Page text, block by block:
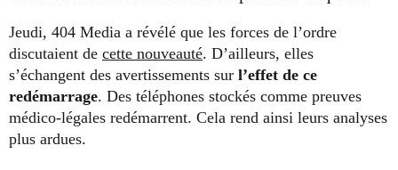
Jeudi, 404 Media a révélé que les forces de l’ordre
discutaient de cette nouveauté. D’ailleurs, elles
s’échangent des avertissements sur l’effet de ce
redémarrage. Des téléphones stockés comme preuves
médico-légales redémarrent. Cela rend ainsi leurs analyses
plus ardues.